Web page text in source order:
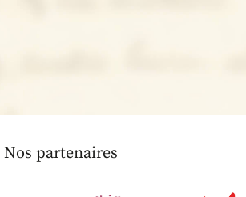
Nos partenaires